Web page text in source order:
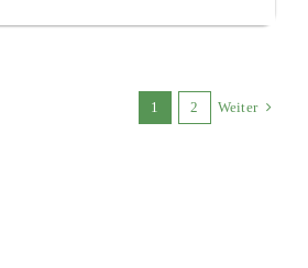
1 2 Weiter